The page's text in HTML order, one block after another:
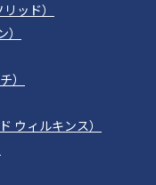
ッド）
）
ウィルキンス）